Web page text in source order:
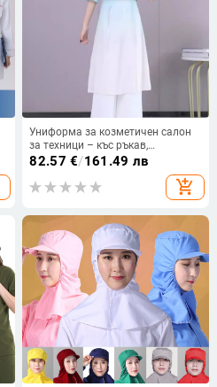
Униформа за козметичен салон
за техници – къс ръкав,
мандаринска яка, костюм стил,
70/30 полиестерен шифон бленд
за персонал в СПА и хотел
82.57 €/161.49 лв
add_shopping_cart